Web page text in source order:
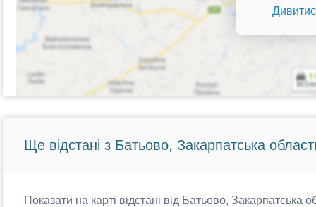
Ще відстані з Батьово, Закарпатська
Показати на карті відстані від Батьово, Закарпатська